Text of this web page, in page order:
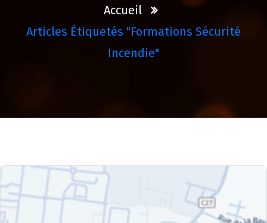
Accueil
Articles Étiquetés "formations Sécurité
Incendie"